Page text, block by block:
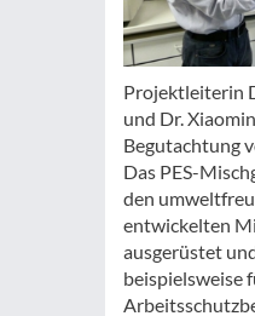
Projektleiterin
und Dr.
Begutachtung
Das PES-
den
entwickelten
ausgerüstet
beispielsweise